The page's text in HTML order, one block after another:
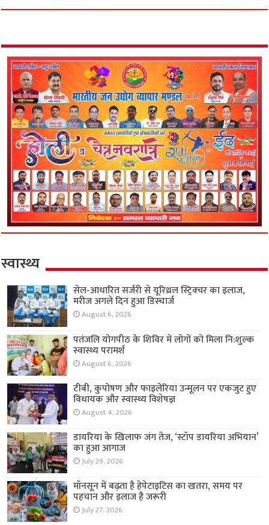
स्वास्थ्य
सेल-आधारित सर्जरी से यूरिथ्रल स्ट्रिक्चर का इलाज,
मरीज अगले दिन हुआ डिस्चार्ज
August 6, 2026
पतंजलि योगपीठ के शिविर में लोगों को मिला नि:शुल्क
स्वास्थ्य परामर्श
August 6, 2026
टीबी, कुपोषण और फाइलेरिया उन्मूलन पर एकजुट हुए
विधायक और स्वास्थ्य विशेषज्ञ
August 4, 2026
डायरिया के खिलाफ जंग तेज, ‘स्टॉप डायरिया अभियान’
का हुआ आगाज
July 29, 2026
मॉनसून में बढ़ता है हेपेटाइटिस का खतरा, समय पर
पहचान और इलाज है जरूरी
July 27, 2026